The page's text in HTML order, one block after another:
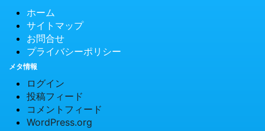
ホーム
サイトマップ
お問合せ
プライバシーポリシー
メタ情報
ログイン
投稿フィード
コメントフィード
WordPress.org